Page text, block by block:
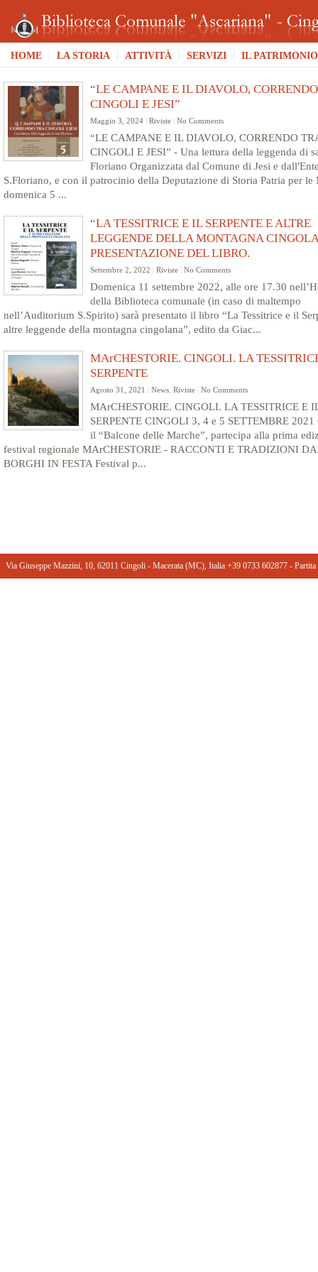
HOME LA STORIA ATTIVITÀ SERVIZI IL PATRIMONIO
“LE CAMPANE E IL DIAVOLO,
CINGOLI E JESI”
Maggio 3, 2024 Riviste No Comments
“LE CAMPANE E IL DIAVOLO, CORRENDO
CINGOLI E JESI” - Una lettura della leggenda di
Floriano Organizzata dal Comune di Jesi e
S.Floriano, e con il patrocinio della Deputazione di Storia Patria per le
domenica 5 ...
“LA TESSITRICE E IL SERPENTE E ALTRE
LEGGENDE DELLA MONTAGNA
PRESENTAZIONE DEL LIBRO.
Settembre 2, 2022 Riviste No Comments
Domenica 11 settembre 2022, alle ore 17.30
della Biblioteca comunale (in caso di maltempo
nell’Auditorium S.Spirito) sarà presentato il libro “La Tessitrice e il
altre leggende della montagna cingolana”, edito da Giac...
MArCHESTORIE. CINGOLI. LA
SERPENTE
Agosto 31, 2021 News Riviste No Comments
MArCHESTORIE. CINGOLI. LA TESSITRICE E
SERPENTE CINGOLI 3, 4 e 5 SETTEMBRE
il “Balcone delle Marche”, partecipa alla prima
festival regionale MArCHESTORIE - RACCONTI E TRADIZIONI
BORGHI IN FESTA Festival p...
Via Giuseppe Mazzini, 10, 62011 Cingoli - Macerata (MC), Italia +39 0733 602877 ‎-